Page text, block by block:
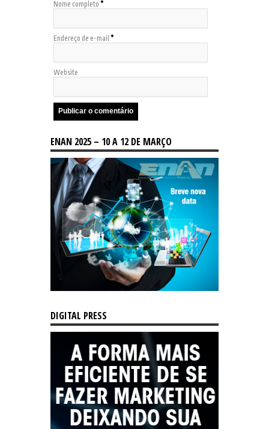
Nome completo *
Endereço de e-mail *
Website
ENAN 2025 – 10 A 12 DE MARÇO
DIGITAL PRESS